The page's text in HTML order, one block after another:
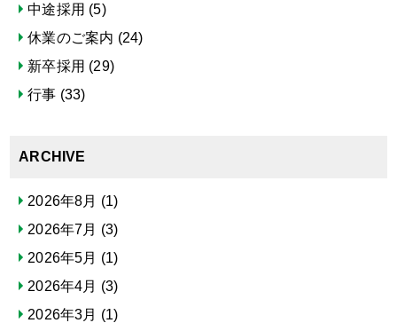
中途採用 (5)
休業のご案内 (24)
新卒採用 (29)
行事 (33)
ARCHIVE
2026年8月 (1)
2026年7月 (3)
2026年5月 (1)
2026年4月 (3)
2026年3月 (1)